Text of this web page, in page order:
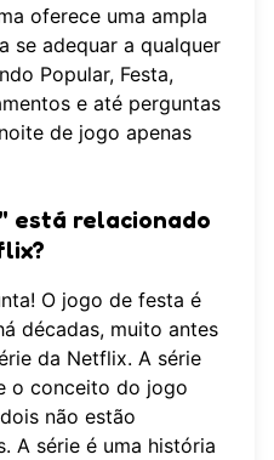
oferece uma ampla
se adequar a qualquer
Popular, Festa,
e até perguntas
de jogo apenas
está relacionado
O jogo de festa é
décadas, muito antes
da Netflix. A série
o conceito do jogo
não estão
A série é uma história